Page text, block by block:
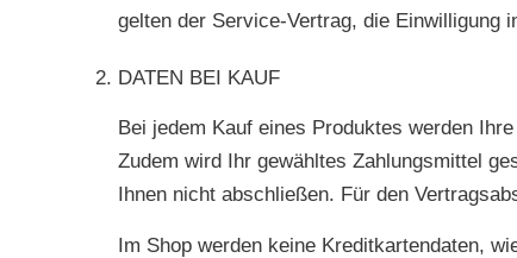
gelten der Service-Vertrag, die Einwilligung
DATEN BEI KAUF
Bei jedem Kauf eines Produktes werden
Zudem wird Ihr gewähltes Zahlungsmittel
Ihnen nicht abschließen. Für den
Im Shop werden keine Kreditkartendaten,